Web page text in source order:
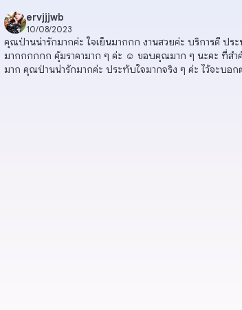
ervjjjwb
10/08/2023
คุณป่านน่ารักมากค่ะ ใจเย็นมากกก งานสวยค่ะ บริการดี ปร
มากกกกกก คุ้มราคามาก ๆ ค่ะ ☺️ ขอบคุณมาก ๆ นะคะ ที่ส
มาก คุณป่านน่ารักมากค่ะ ประทับใจมากจริง ๆ ค่ะ ไว้จะบอ